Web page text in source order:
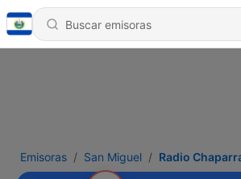
Emisoras San Miguel Radio